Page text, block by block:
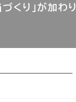
くり」が加わり